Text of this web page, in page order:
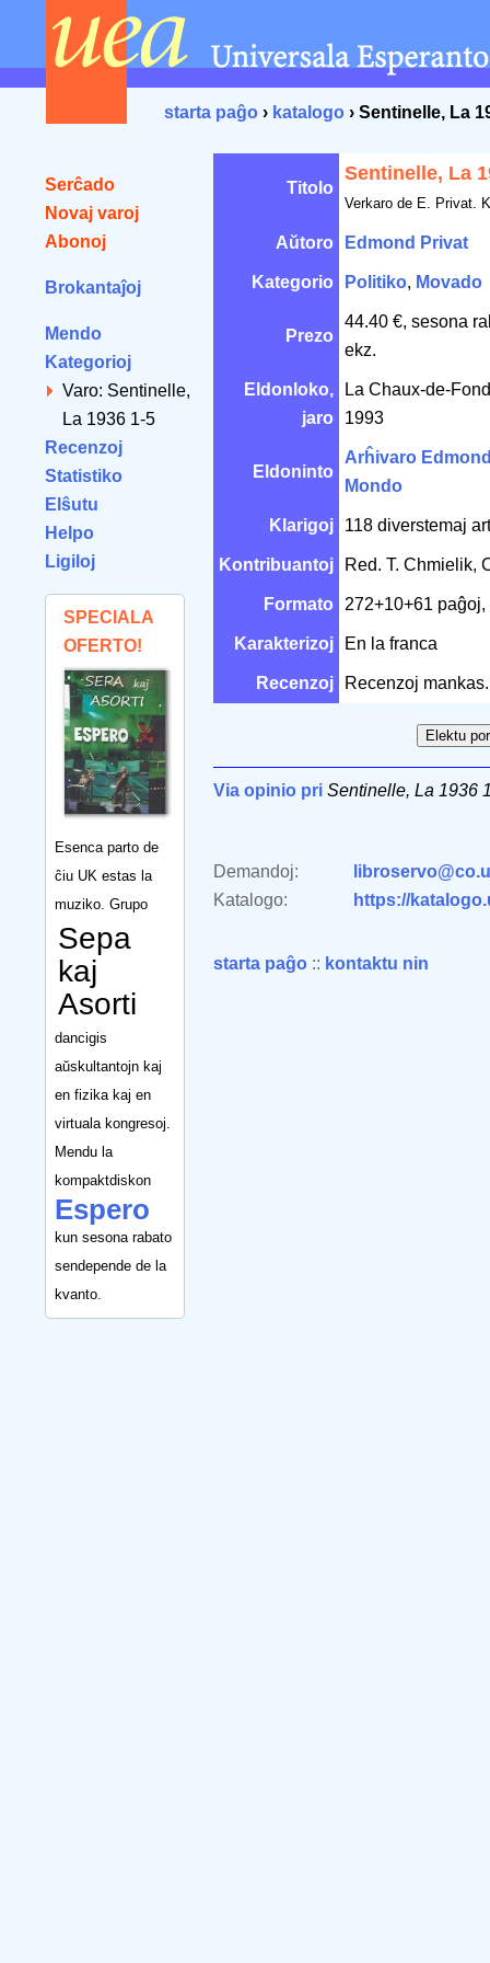
starta paĝo › katalogo › Sentinelle, La
Serĉado
Novaj varoj
Abonoj
Brokantaĵoj
Mendo
Kategorioj
Varo: Sentinelle,
La 1936 1-5
Recenzoj
Statistiko
Elŝutu
Helpo
Ligiloj
SPECIALA
OFERTO!
Esenca parto de
ĉiu UK estas la
muziko. Grupo
Sepa
kaj
Asorti
dancigis
aŭskultantojn kaj
en fizika kaj en
virtuala kongresoj.
Mendu la
kompaktdiskon
Espero
kun sesona rabato
sendepende de la
kvanto.
Titolo
Sentinelle, La
Verkaro de E. Privat.
Aŭtoro Edmond Privat
Kategorio Politiko, Movado
Prezo
44.40 €, sesona
ekz.
Eldonloko,
jaro
La Chaux-de-
1993
Eldoninto
Arĥivaro
Mondo
Klarigoj 118 diverstemaj
Kontribuantoj Red. T. Chmielik,
Formato 272+10+61
Karakterizoj En la franca
Recenzoj Recenzoj mankas.
Via opinio pri Sentinelle, La 1936
Demandoj:
Katalogo:
https://
starta paĝo :: kontaktu nin